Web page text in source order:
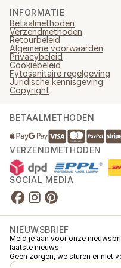
INFORMATIE
Betaalmethoden
Verzendmethoden
Retourbeleid
Algemene voorwaarden
Privacybeleid
Cookiebeleid
Fytosanitaire regelgeving
Juridische kennisgeving
Copyright
BETAALMETHODEN
VERZENDMETHODEN
SOCIAL MEDIA
NIEUWSBRIEF
Meld je aan voor onze
laatste nieuws.
Geen zorgen, we sturen er niet